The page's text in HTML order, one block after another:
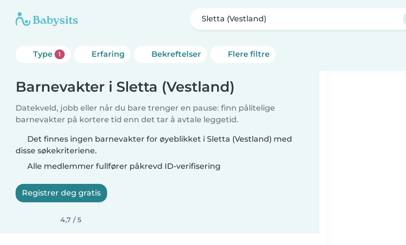
Sletta (Vestland)
Type 1 Erfaring Bekreftelser Flere filtre
Barnevakter i Sletta (Vestland)
Datekveld, jobb eller når du bare trenger en pause: finn pålitelige
barnevakter på kortere tid enn det tar å avtale leggetid.
Det finnes ingen barnevakter for øyeblikket i Sletta (Vestland) med
disse søkekriteriene.
Alle medlemmer fullfører påkrevd ID-verifisering
Registrer deg gratis
4,7 / 5